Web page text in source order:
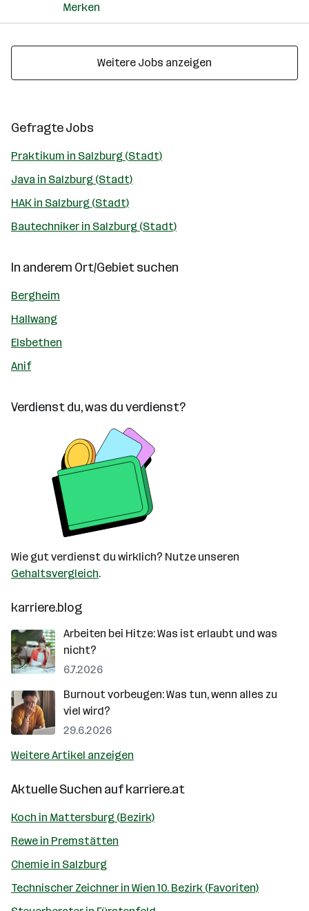
Merken
Weitere Jobs anzeigen
Gefragte Jobs
Praktikum in Salzburg (Stadt)
Java in Salzburg (Stadt)
HAK in Salzburg (Stadt)
Bautechniker in Salzburg (Stadt)
In anderem Ort/Gebiet suchen
Bergheim
Hallwang
Elsbethen
Anif
Verdienst du, was du verdienst?
Wie gut verdienst du wirklich? Nutze unseren
Gehaltsvergleich.
karriere.blog
Arbeiten bei Hitze: Was ist erlaubt und was
nicht?
6.7.2026
Burnout vorbeugen: Was tun, wenn alles zu
viel wird?
29.6.2026
Weitere Artikel anzeigen
Aktuelle Suchen aufkarriere.at
Koch in Mattersburg (Bezirk)
Rewe in Premstätten
Chemie in Salzburg
Technischer Zeichner in Wien 10. Bezirk (Favoriten)